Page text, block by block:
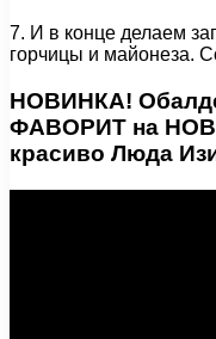
7. И в конце делаем
горчицы и майонеза.
НОВИНКА!
ФАВОРИТ на
красиво Люда